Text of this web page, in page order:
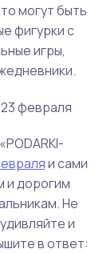
могут быть
фигурки с
игры,
и сами
и дорогим
Не
и
в ответ: